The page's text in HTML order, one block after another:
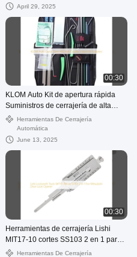
J
April 29, 2025
00:30
KLOM Auto Kit de apertura rápida
Suministros de cerrajería de alta
calidadHerramientas De Cerrajería
Automática
June 13, 2025
00:30
Herramientas de cerrajería Lishi
MIT17-10 cortes SS103 2 en 1 para
apertura de cerraduras de puertas
Herramientas De Cerrajería